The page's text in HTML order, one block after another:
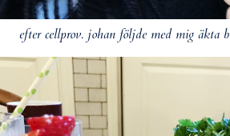
efter cellprov. johan följde med mig äkta